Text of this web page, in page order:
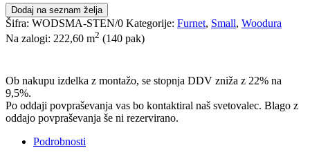
Dodaj na seznam želja
Šifra: WODSMA-STEN/0 Kategorije: Furnet, Small, Woodura
Na zalogi: 222,60 m2 (140 pak)
Ob nakupu izdelka z montažo, se stopnja DDV zniža z 22% na
9,5%.
Po oddaji povpraševanja vas bo kontaktiral naš svetovalec. Blago z
oddajo povpraševanja še ni rezervirano.
Podrobnosti